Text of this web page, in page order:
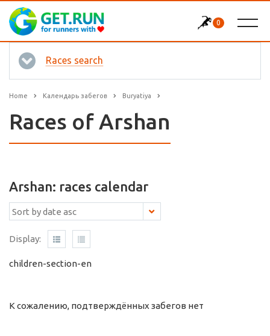
0
Races search
Home Календарь забегов Buryatiya
Races of Arshan
Arshan: races calendar
Display:
children-section-en
К сожалению, подтверждённых забегов нет